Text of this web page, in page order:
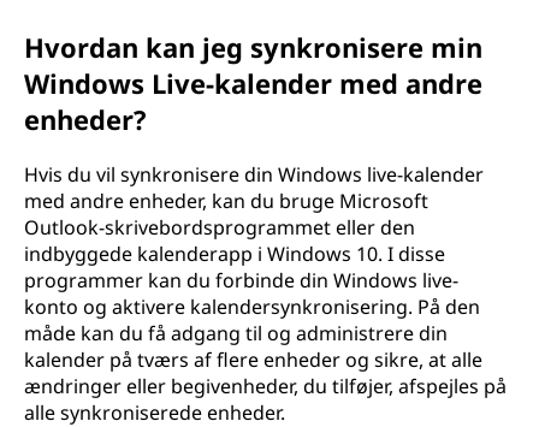
Hvordan kan jeg synkronisere min
Windows Live-kalender med andre
enheder?
Hvis du vil synkronisere din Windows live-kalender
med andre enheder, kan du bruge Microsoft
Outlook-skrivebordsprogrammet eller den
indbyggede kalenderapp i Windows 10. I disse
programmer kan du forbinde din Windows live-
konto og aktivere kalendersynkronisering. På den
måde kan du få adgang til og administrere din
kalender på tværs af flere enheder og sikre, at alle
ændringer eller begivenheder, du tilføjer, afspejles på
alle synkroniserede enheder.